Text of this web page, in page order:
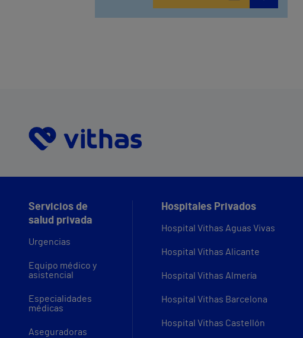
Servicios de
salud privada
Urgencias
Equipo médico y
asistencial
Especialidades
médicas
Aseguradoras
Hospitales Privados
Hospital Vithas Aguas Vivas
Hospital Vithas Alicante
Hospital Vithas Almería
Hospital Vithas Barcelona
Hospital Vithas Castellón